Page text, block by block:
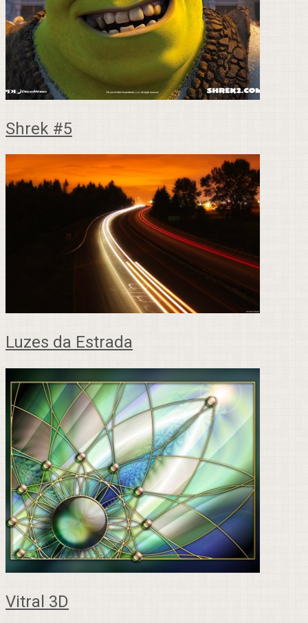
Shrek #5
Luzes da Estrada
Vitral 3D